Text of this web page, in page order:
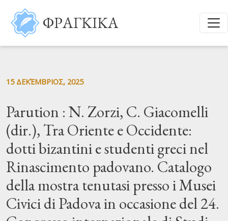
Παράκαμψη προς το κυρίως περιεχόμενο
ΦΡΑΓΚΙΚΑ
15 ΔΕΚΈΜΒΡΙΟΣ, 2025
Parution : N. Zorzi, C. Giacomelli
(dir.), Tra Oriente e Occidente:
dotti bizantini e studenti greci nel
Rinascimento padovano. Catalogo
della mostra tenutasi presso i Musei
Civici di Padova in occasione del 24.